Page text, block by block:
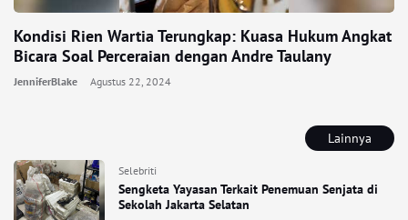
Lainnya
Selebriti
Sengketa Yayasan Terkait Penemuan Senjata di
Sekolah Jakarta Selatan
Kondisi Rien Wartia Terungkap: Kuasa Hukum Angkat
Bicara Soal Perceraian dengan Andre Taulany
JenniferBlake Agustus 22, 2024